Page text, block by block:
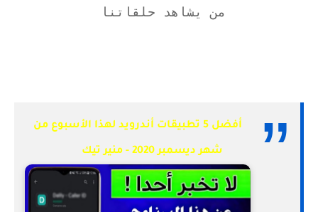
من يشاهد حلقاتنا
أفضل 5 تطبيقات أندرويد لهذا الأسبوع من
شهر ديسمبر 2020 - منير تيك